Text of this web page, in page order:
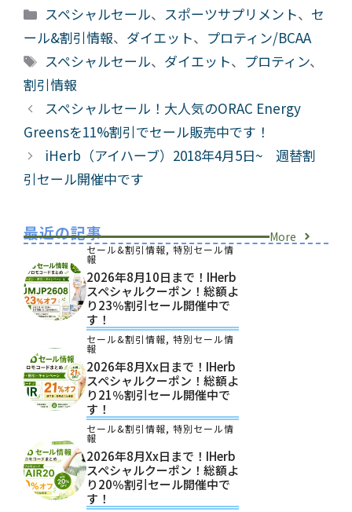
カ
テ
ゴ
リ
ー
スペシャルセール、 スポーツサプリメント、 セ
ール&割引情報、 ダイエット、 プロティン/BCAA
タ
グ
スペシャルセール、 ダイエット、 プロティン、
割引情報
スペシャルセール！大人気のORAC Energy
Greensを11%割引でセール販売中です！
iHerb（アイハーブ）2018年4月5日~ 週替割
引セール開催中です
最近の記事 More
セール&割引情報, 特別セール情
報
2026年8月10日まで！iHerb
スペシャルクーポン！総額よ
り23％割引セール開催中で
す！
セール&割引情報, 特別セール情
報
2026年8月xx日まで！iHerb
スペシャルクーポン！総額よ
り21％割引セール開催中で
す！
セール&割引情報, 特別セール情
報
2026年8月xx日まで！iHerb
スペシャルクーポン！総額よ
り20％割引セール開催中で
す！